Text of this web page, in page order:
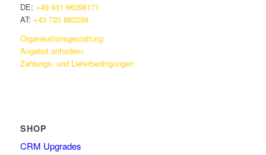
DE: +49 931 66398171
AT: +43 720 883298
Organisationsgestaltung
Angebot anfordern
Zahlungs- und Lieferbedingungen
SHOP
CRM Upgrades